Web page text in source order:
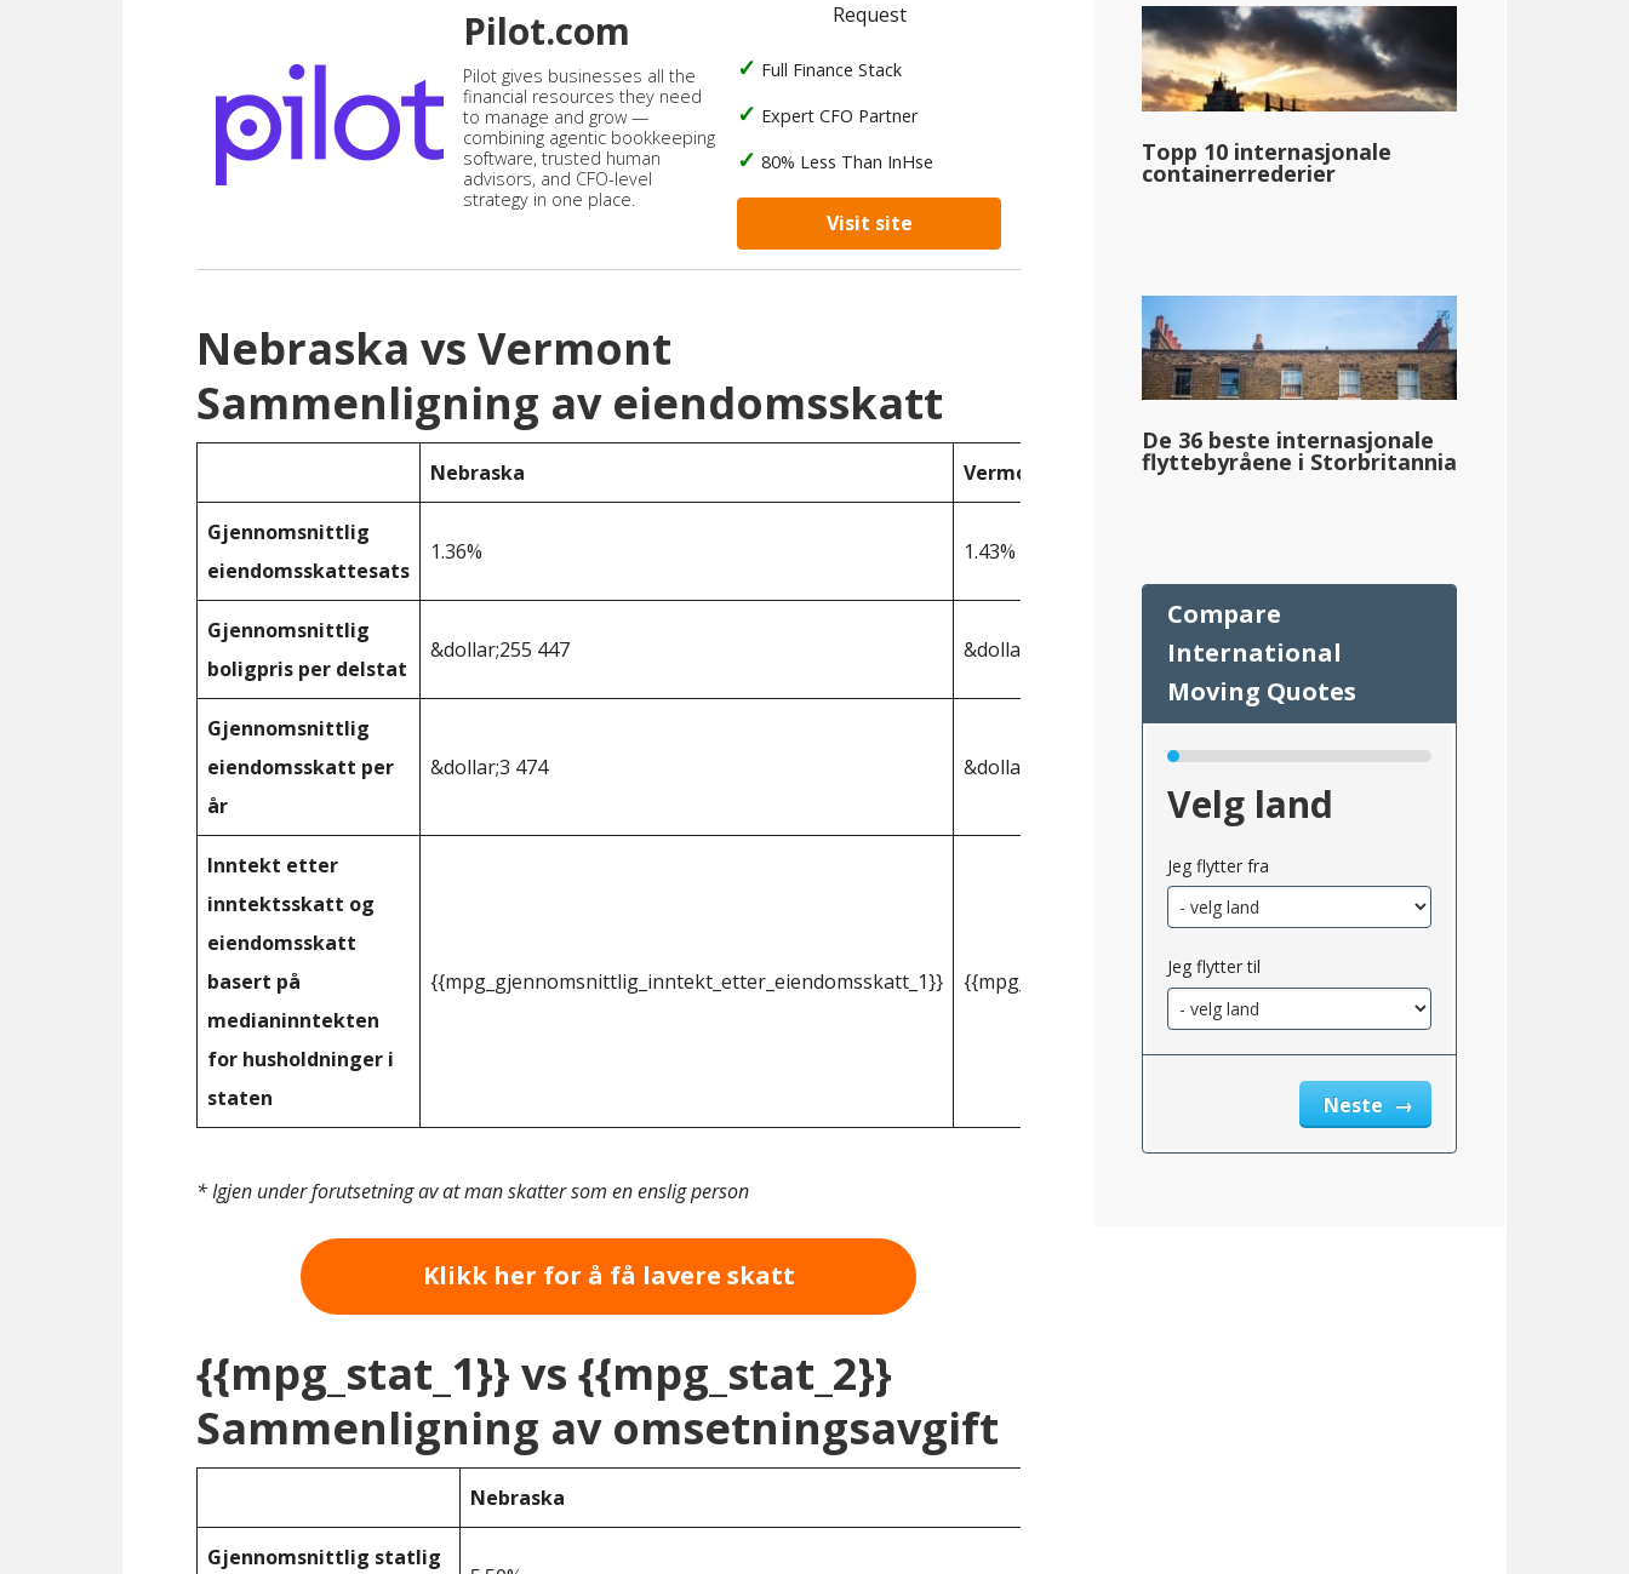
Pilot.com
Pilot gives businesses all the
financial resources they need
to manage and grow —
combining agentic bookkeeping
software, trusted human
advisors, and CFO-level
strategy in one place.
Request
Full Finance Stack
Expert CFO Partner
80% Less Than InHse
Visit site
Nebraska vs Vermont
Sammenligning av eiendomsskatt
Nebraska Vermont
Gjennomsnittlig
eiendomsskattesats
1.36% 1.43%
Gjennomsnittlig
boligpris per delstat
&dollar;255 447 &dollar;383 882
Gjennomsnittlig
eiendomsskatt per
år
&dollar;3 474 &dollar;5 490
Inntekt etter
inntektsskatt og
eiendomsskatt
basert på
medianinntekten
for husholdninger i
staten
{{mpg_gjennomsnittlig_inntekt_etter_eiendomsskatt_1}} {{mpg_gjennomsnittlig_inntekt_etter_eiendomsskatt_2}}
* Igjen under forutsetning av at man skatter som en enslig person
Klikk her for å få lavere skatt
{{mpg_stat_1}} vs {{mpg_stat_2}}
Sammenligning av omsetningsavgift
Nebraska
Gjennomsnittlig statlig
Topp 10 internasjonale
containerrederier
De 36 beste internasjonale
flyttebyråene i Storbritannia
Velg land
Jeg flytter fra
Jeg flytter til
Neste